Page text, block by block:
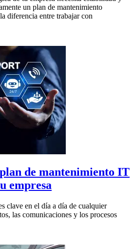
un plan de mantenimiento
diferencia entre trabajar con
de mantenimiento IT
empresa
clave en el día a día de cualquier
las comunicaciones y los procesos